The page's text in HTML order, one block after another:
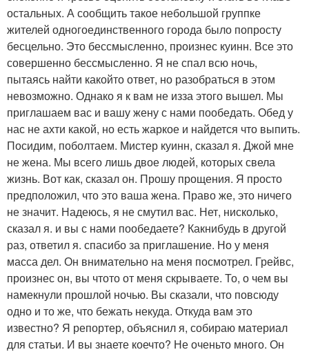
остальных. А сообщить такое небольшой группке
жителей одногоединственного города было попросту
бесцельно. Это бессмысленно, произнес куинн. Все это
совершенно бессмысленно. Я не спал всю ночь,
пытаясь найти какойто ответ, но разобраться в этом
невозможно. Однако я к вам не изза этого вышел. Мы
приглашаем вас и вашу жену с нами пообедать. Обед у
нас не ахти какой, но есть жаркое и найдется что выпить.
Посидим, поболтаем. Мистер куинн, сказал я. Джой мне
не жена. Мы всего лишь двое людей, которых свела
жизнь. Вот как, сказал он. Прошу прощения. Я просто
предположил, что это ваша жена. Право же, это ничего
не значит. Надеюсь, я не смутил вас. Нет, нисколько,
сказал я. и вы с нами пообедаете? Какнибудь в другой
раз, ответил я. спасибо за приглашение. Но у меня
масса дел. Он внимательно на меня посмотрел. Грейвс,
произнес он, вы чтото от меня скрываете. То, о чем вы
намекнули прошлой ночью. Вы сказали, что повсюду
одно и то же, что бежать некуда. Откуда вам это
известно? Я репортер, объяснил я, собираю материал
для статьи. И вы знаете коечто? Не оченьто много. Он